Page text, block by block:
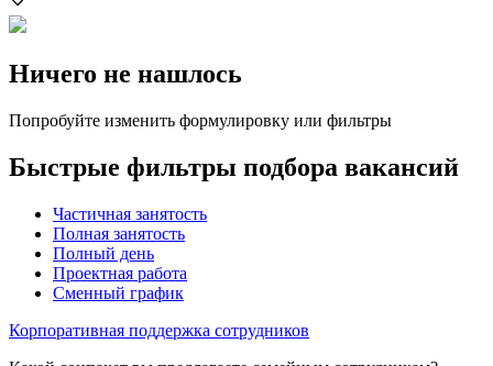
Ничего не нашлось
Попробуйте изменить формулировку или фильтры
Быстрые фильтры подбора вакансий
Частичная занятость
Полная занятость
Полный день
Проектная работа
Сменный график
Корпоративная поддержка сотрудников